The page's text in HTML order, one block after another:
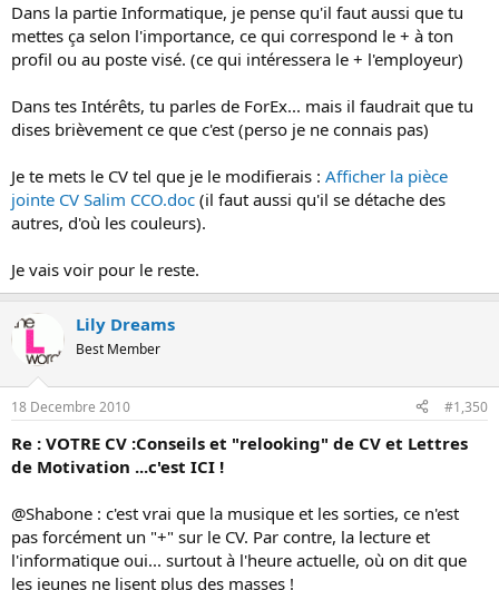
Dans la partie Informatique, je pense qu'il faut aussi que tu
mettes ça selon l'importance, ce qui correspond le + à ton
profil ou au poste visé. (ce qui intéressera le + l'employeur)
Dans tes Intérêts, tu parles de ForEx... mais il faudrait que tu
dises brièvement ce que c'est (perso je ne connais pas)
Je te mets le CV tel que je le modifierais : Afficher la pièce
jointe CV Salim CCO.doc (il faut aussi qu'il se détache des
autres, d'où les couleurs).
Je vais voir pour le reste.
Lily Dreams
Best Member
18 Decembre 2010 #1,350
Re : VOTRE CV :Conseils et "relooking" de CV et Lettres
de Motivation ...c'est ICI !
@Shabone : c'est vrai que la musique et les sorties, ce n'est
pas forcément un "+" sur le CV. Par contre, la lecture et
l'informatique oui... surtout à l'heure actuelle, où on dit que
les jeunes ne lisent plus des masses !